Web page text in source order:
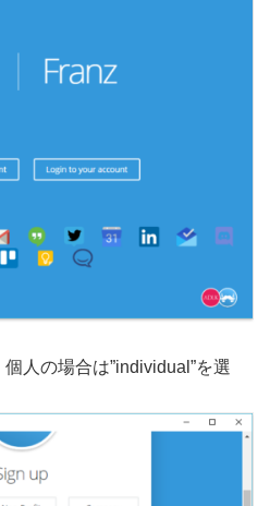
人の場合は”individual”を選